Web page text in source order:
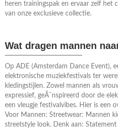
heren trainingspak en ervaar zelf het
van onze exclusieve collectie.
Wat dragen mannen
Op ADE (Amsterdam Dance Event),
elektronische muziekfestivals ter
kledingstijlen. Zowel mannen als
expressief, geÃ¯nspireerd door de
een vleugje festivalvibes. Hier is een
Voor Mannen: Streetwear: Mannen
streetstyle look. Denk aan: